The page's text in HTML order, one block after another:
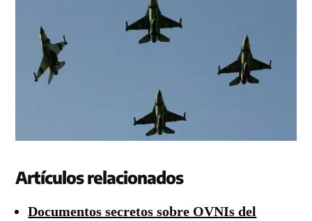
Artículos relacionados
Documentos secretos sobre OVNIs del